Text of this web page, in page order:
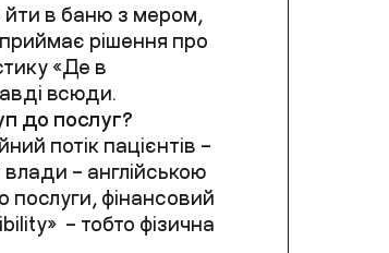
йти в баню з мером,
рішення про
«Де в
всюди.
до послуг?
потік пацієнтів –
влади – англійською
послуги, фінансовий
– тобто фізична